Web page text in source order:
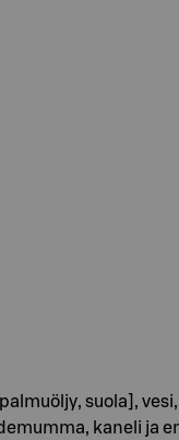
suola],
kaneli ja